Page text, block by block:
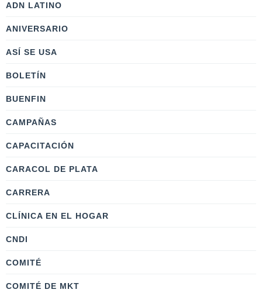
ADN LATINO
ANIVERSARIO
ASÍ SE USA
BOLETÍN
BUENFIN
CAMPAÑAS
CAPACITACIÓN
CARACOL DE PLATA
CARRERA
CLÍNICA EN EL HOGAR
CNDI
COMITÉ
COMITÉ DE MKT